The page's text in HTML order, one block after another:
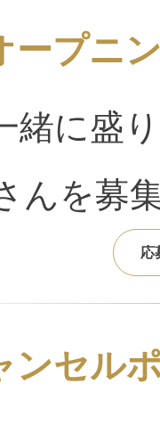
ープニ
緒に盛
んを募
応
ンセル